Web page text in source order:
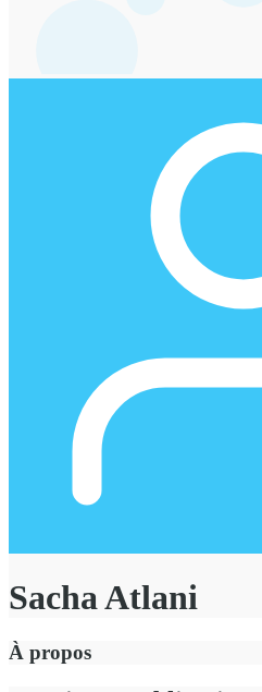
Sacha Atlani
À propos